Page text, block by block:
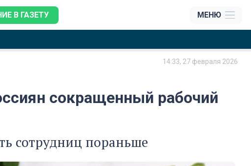
В ГАЗЕТУ МЕНЮ
14:33, 27 февраля 2026
сокращенный рабочий
сотрудниц пораньше